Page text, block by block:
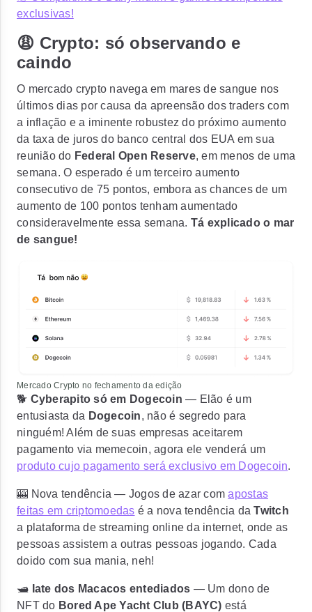
exclusivas!
😩 Crypto: só observando e
caindo
O mercado crypto navega em mares de sangue nos
últimos dias por causa da apreensão dos traders com
a inflação e a iminente robustez do próximo aumento
da taxa de juros do banco central dos EUA em sua
reunião do Federal Open Reserve, em menos de uma
semana. O esperado é um terceiroaumento
consecutivo de 75 pontos, embora as chances de um
aumento de 100 pontos tenham aumentado
consideravelmente essa semana. Tá explicado o mar
de sangue!
Mercado Crypto no fechamento da edição
🐕 Cyberapito só em Dogecoin — Elão é um
entusiasta da Dogecoin, não é segredo para
ninguém! Além de suas empresas aceitarem
pagamento via memecoin, agora ele venderá um
produto cujo pagamento será exclusivo em Dogecoin.
🎰 Nova tendência — Jogos de azar comapostas
feitas em criptomoedas é a nova tendência daTwitch
a plataforma de streaming online da internet, onde as
pessoas assistem a outras pessoas jogando. Cada
doido com sua mania, neh!
🛥️ Iate dos Macacos entediados — Um dono de
NFT do Bored Ape Yacht Club (BAYC) está